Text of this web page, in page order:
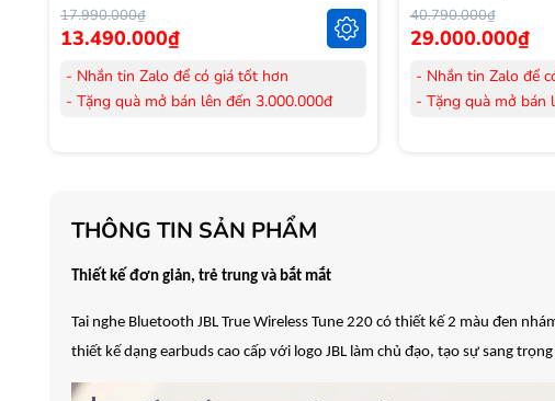
17.990.000₫
13.490.000₫
- Nhắn tin Zalo để có giá tốt hơn
- Tặng quà mở bán lên đến 3.000.000đ
- Cam kết hàng mới 100%.
Hồ Chí Minh
- Bảo hành 24 tháng chính hãng
40.790.000₫
29.000.000₫
- Nhắn tin Zalo để
- Tặng quà mở bán
- Bảo hành 36
THÔNG TIN SẢN PHẨM
Thiết kế đơn giản, trẻ trung và bắt mắt
Tai nghe Bluetooth JBL True Wireless Tune 220 có thiết kế 2 màu đen
thiết kế dạng earbuds cao cấp với logo JBL làm chủ đạo, tạo sự sang